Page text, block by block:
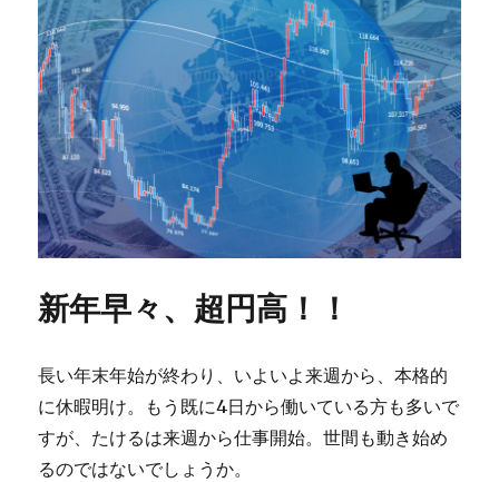
新年早々、超円高！！
長い年末年始が終わり、いよいよ来週から、本格的
に休暇明け。もう既に4日から働いている方も多いで
すが、たけるは来週から仕事開始。世間も動き始め
るのではないでしょうか。